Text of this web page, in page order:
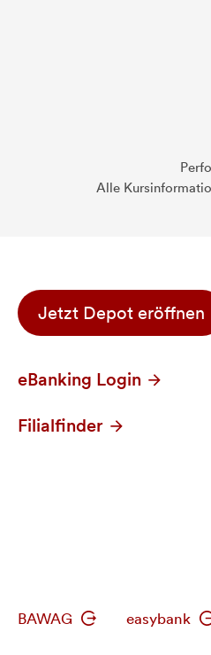
Alle
Jetzt Depot eröffnen
eBanking Login
Filialfinder
BAWAG easybank